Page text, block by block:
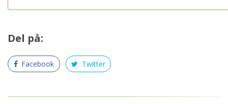
Del på:
Facebook Twitter